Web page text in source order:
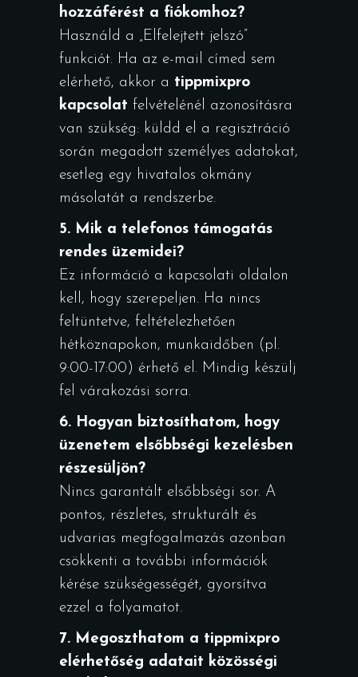
hozzáférést a fiókomhoz?
Használd a „Elfelejtett jelszó”
funkciót. Ha az e-mail címed sem
elérhető, akkor a tippmixpro
kapcsolat felvételénél azonosításra
van szükség: küldd el a regisztráció
során megadott személyes adatokat,
esetleg egy hivatalos okmány
másolatát a rendszerbe.
5. Mik a telefonos támogatás
rendes üzemidei?
Ez információ a kapcsolati oldalon
kell, hogy szerepeljen. Ha nincs
feltüntetve, feltételezhetően
hétköznapokon, munkaidőben (pl.
9:00-17:00) érhető el. Mindig készülj
fel várakozási sorra.
6. Hogyan biztosíthatom, hogy
üzenetem elsőbbségi kezelésben
részesüljön?
Nincs garantált elsőbbségi sor. A
pontos, részletes, strukturált és
udvarias megfogalmazás azonban
csökkenti a további információk
kérése szükségességét, gyorsítva
ezzel a folyamatot.
7. Megoszthatom a tippmixpro
elérhetőség adatait közösségi